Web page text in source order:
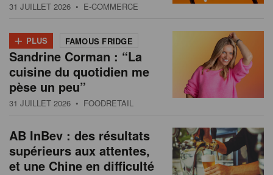
31 JUILLET 2026 • E-COMMERCE
+ PLUS FAMOUS FRIDGE
Sandrine Corman : “La
cuisine du quotidien me
pèse un peu”
31 JUILLET 2026 • FOODRETAIL
AB InBev : des résultats
supérieurs aux attentes,
et une Chine en difficulté